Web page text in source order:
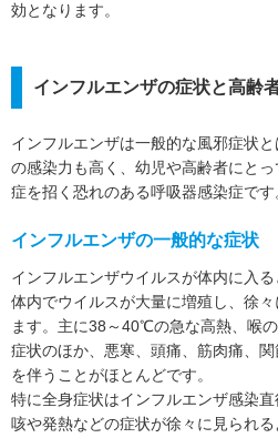
効となります。
インフルエンザの症状と高齢
インフルエンザは一般的な風邪症状
の感染力も高く、幼児や高齢者にと
症を招く恐れのある呼吸器感染症です
インフルエンザの一般的な症状
インフルエンザウイルスが体内に入
体内でウイルスが大量に増殖し、徐
ます。主に38～40℃の急な高熱、喉
症状のほか、悪寒、頭痛、筋肉痛、
を伴うことがほとんどです。
特に全身症状はインフルエンザ感染直
咳や発熱などの症状が徐々に見られ